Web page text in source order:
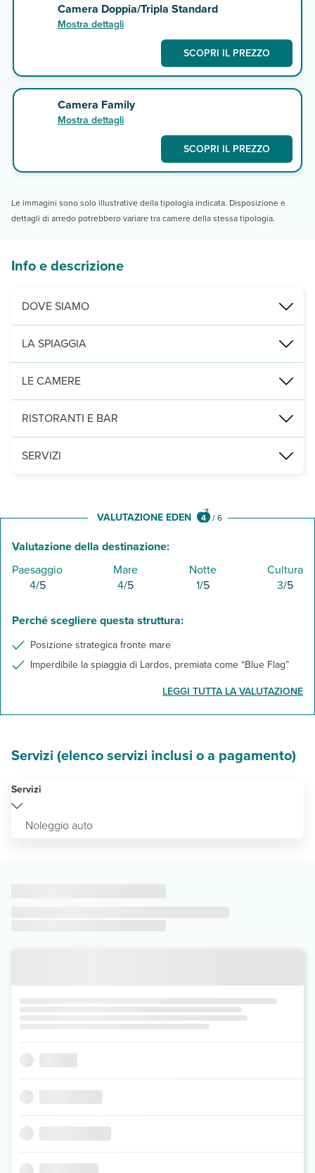
Camera Doppia/Tripla Standard
Mostra dettagli
SCOPRI IL PREZZO
Camera Family
Mostra dettagli
SCOPRI IL PREZZO
Le immagini sono solo illustrative della tipologia indicata. Disposizione e
dettagli di arredo potrebbero variare tra camere della stessa tipologia.
Info e descrizione
DOVE SIAMO
Lardos, (a confine tra Lardos e Pefkos), a 50 km da Rodi città e
LA SPIAGGIA
direttamente sulla spiaggia di sabbia misto ciottoli, attrezzata
LE CAMERE
75 camere tra camere standard (28 m ), con
RISTORANTI E BAR
un ristorante dove viene servita la prima colazione, un bar alla
SERVIZI
VALUTAZIONE EDEN 4 /6
Valutazione della destinazione:
Paesaggio
4/5
Mare
4/5
Notte
1/5
Cultura
3/5
Perché scegliere questa struttura:
Posizione strategica fronte mare
Imperdibile la spiaggia di Lardos, premiata come “Blue Flag”
LEGGI TUTTA LA VALUTAZIONE
Servizi (elenco servizi inclusi o a pagamento)
Servizi
Noleggio auto